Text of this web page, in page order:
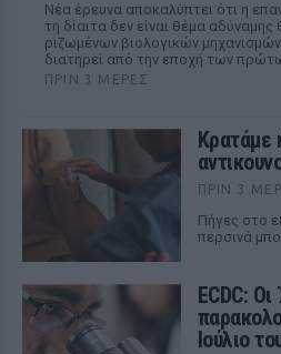
Νέα έρευνα αποκαλύπτει ότι η
τη δίαιτα δεν είναι θέμα
ριζωμένων βιολογικών
διατηρεί από την εποχή των
ΠΡΙΝ 3 ΜΈΡΕΣ
Κρατάμε
ΠΡΙΝ 3
Πήγες στο
περσινά
ECDC:
Ιούλιο